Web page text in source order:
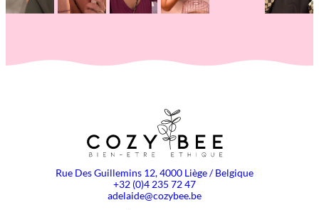
Rue Des Guillemins 12, 4000 Liège / Belgique
+32 (0)4 235 72 47
adelaide@cozybee.be